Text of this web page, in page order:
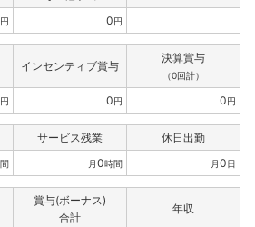
業もフォローしませんか？
円 0円
インセンティブ賞与
決算賞与
（0回計）
円 0円 0円
サービス残業 休日出勤
月0時間 月0日
賞与(ボーナス)
合計
年収